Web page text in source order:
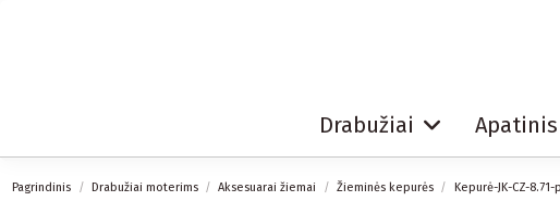
Drabužiai
Pagrindinis Drabužiai moterims Aksesuarai žiemai Žieminės kepurės Kepurė-JK-CZ-8.71-